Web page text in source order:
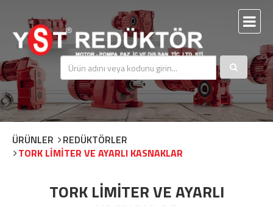
ÜRÜNLER
REDÜKTÖRLER
TORK LİMİTER VE AYARLI KASNAKLAR
TORK LİMİTER VE AYARLI